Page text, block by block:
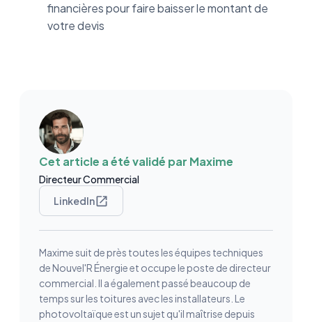
financières pour faire baisser le montant de
votre devis
Cet article a été validé par Maxime
Directeur Commercial
LinkedIn
Maxime suit de près toutes les équipes techniques
de Nouvel'R Énergie et occupe le poste de directeur
commercial. Il a également passé beaucoup de
temps sur les toitures avec les installateurs. Le
photovoltaïque est un sujet qu'il maîtrise depuis